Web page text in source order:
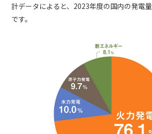
計データによると、2023年度の国内の発電
です。